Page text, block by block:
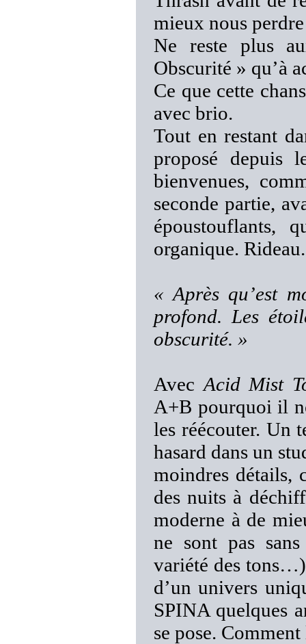
mieux nous
Ne reste plus
Obscurité » qu’à
Ce que cette
avec brio.
Tout en restant
proposé depuis
bienvenues,
seconde partie,
époustouflants,
organique. Rideau.
« Après qu’est
profond. Les
obscurité. »
Avec Acid Mist
A+B pourquoi il
les réécouter. Un
hasard dans un
moindres détails,
des nuits à
moderne à de
ne sont pas
variété des
d’un univers
SPINA quelques
se pose.